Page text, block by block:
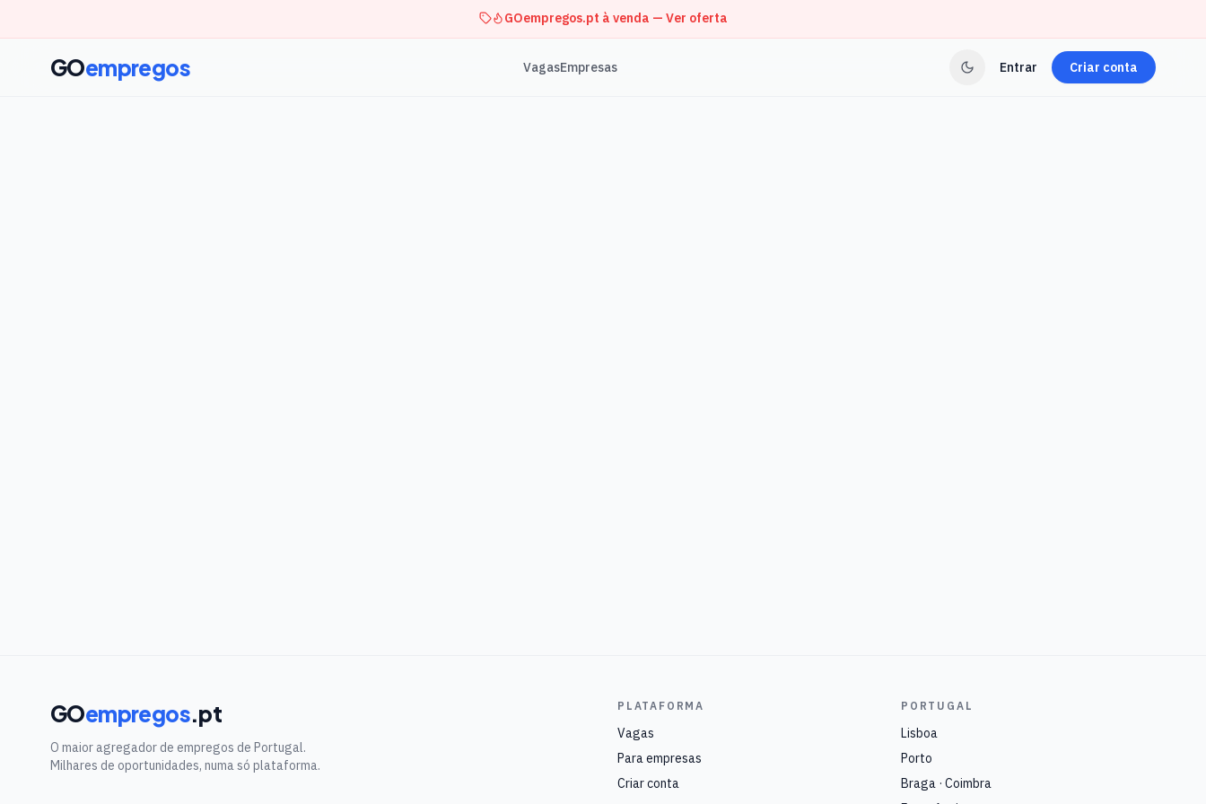
GOempregos.pt à venda — Ver oferta
GOempregos VagasEmpresas Entrar Criar conta
GOempregos.pt
O maior agregador de empregos de Portugal.
Milhares de oportunidades, numa só plataforma.
PLATAFORMA
Vagas
Para empresas
Criar conta
PORTUGAL
Lisboa
Porto
Braga · Coimbra